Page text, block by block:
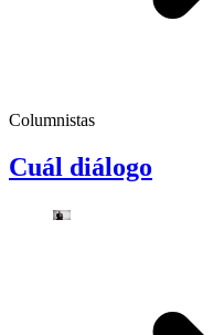
Columnistas
Cuál diálogo